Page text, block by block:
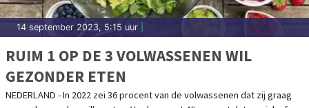
14 september 2023, 5:15 uur
RUIM 1 OP DE 3 VOLWASSENEN WIL
GEZONDER ETEN
NEDERLAND - In 2022 zei 36 procent van de volwassenen dat zij graag